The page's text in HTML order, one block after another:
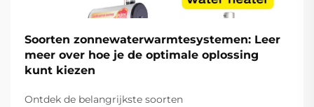
Soorten zonnewaterwarmtesystemen: Leer
meer over hoe je de optimale oplossing
kunt kiezen
Ontdek de belangrijkste soorten